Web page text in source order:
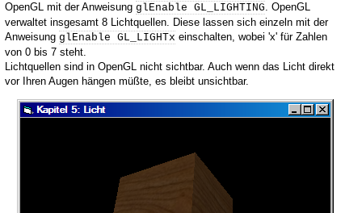
OpenGL mit der Anweisung glEnable GL_LIGHTING. OpenGL
verwaltet insgesamt 8 Lichtquellen. Diese lassen sich einzeln mit der
Anweisung glEnable GL_LIGHTx einschalten, wobei 'x' für Zahlen
von 0 bis 7 steht.
Lichtquellen sind in OpenGL nicht sichtbar. Auch wenn das Licht direkt
vor Ihren Augen hängen müßte, es bleibt unsichtbar.